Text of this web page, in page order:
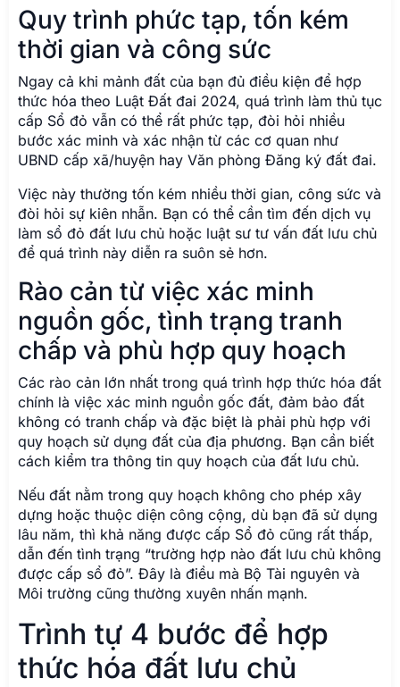
Quy trình phức tạp, tốn kém
thời gian và công sức
Ngay cả khi mảnh đất của bạn đủ điều kiện để hợp
thức hóa theo Luật Đất đai 2024, quá trình làm thủ tục
cấp Sổ đỏ vẫn có thể rất phức tạp, đòi hỏi nhiều
bước xác minh và xác nhận từ các cơ quan như
UBND cấp xã/huyện hay Văn phòng Đăng ký đất đai.
Việc này thường tốn kém nhiều thời gian, công sức và
đòi hỏi sự kiên nhẫn. Bạn có thể cần tìm đến dịch vụ
làm sổ đỏ đất lưu chủ hoặc luật sư tư vấn đất lưu chủ
để quá trình này diễn ra suôn sẻ hơn.
Rào cản từ việc xác minh
nguồn gốc, tình trạng tranh
chấp và phù hợp quy hoạch
Các rào cản lớn nhất trong quá trình hợp thức hóa đất
chính là việc xác minh nguồn gốc đất, đảm bảo đất
không có tranh chấp và đặc biệt là phải phù hợp với
quy hoạch sử dụng đất của địa phương. Bạn cần biết
cách kiểm tra thông tin quy hoạch của đất lưu chủ.
Nếu đất nằm trong quy hoạch không cho phép xây
dựng hoặc thuộc diện công cộng, dù bạn đã sử dụng
lâu năm, thì khả năng được cấp Sổ đỏ cũng rất thấp,
dẫn đến tình trạng “trường hợp nào đất lưu chủ không
được cấp sổ đỏ”. Đây là điều mà Bộ Tài nguyên và
Môi trường cũng thường xuyên nhấn mạnh.
Trình tự 4 bước để hợp
thức hóa đất lưu chủ